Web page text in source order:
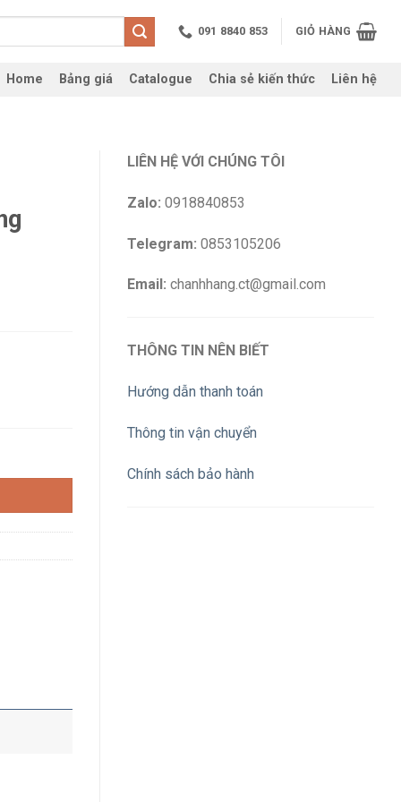
091 8840 853 GIỎ HÀNG
Home Bảng giá Catalogue Chia sẻ kiến thức Liên hệ
LIÊN HỆ VỚI CHÚNG TÔI
Zalo: 0918840853
Telegram: 0853105206
Email: chanhhang.ct@gmail.com
THÔNG TIN NÊN BIẾT
Hướng dẫn thanh toán
Thông tin vận chuyển
Chính sách bảo hành